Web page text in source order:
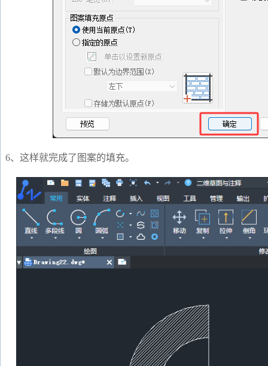
6、这样就完成了图案的填充。